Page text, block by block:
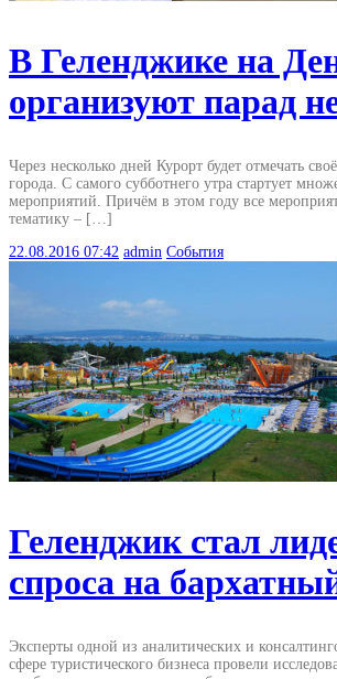
В Геленджике на
организуют парад
Через несколько дней Курорт будет отмечать
города. С самого субботнего утра стартует
мероприятий. Причём в этом году все
тематику – […]
22.08.2016 07:42 admin События
Геленджик стал
спроса на
Эксперты одной из аналитических и
сфере туристического бизнеса провели